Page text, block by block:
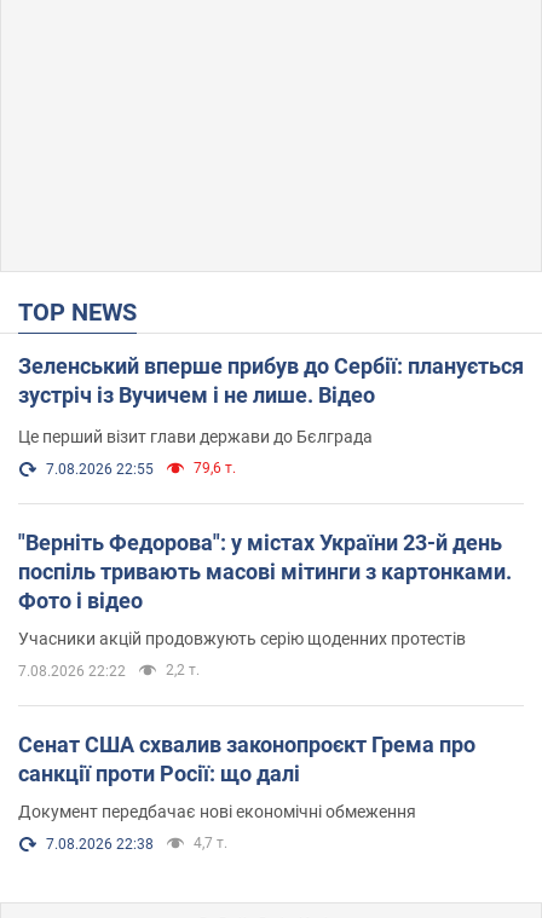
TOP NEWS
Зеленський вперше прибув до Сербії: планується
зустріч із Вучичем і не лише. Відео
Це перший візит глави держави до Бєлграда
7.08.2026 22:55 79,6 т.
"Верніть Федорова": у містах України 23-й день
поспіль тривають масові мітинги з картонками.
Фото і відео
Учасники акцій продовжують серію щоденних протестів
7.08.2026 22:22 2,2 т.
Сенат США схвалив законопроєкт Грема про
санкції проти Росії: що далі
Документ передбачає нові економічні обмеження
7.08.2026 22:38 4,7 т.